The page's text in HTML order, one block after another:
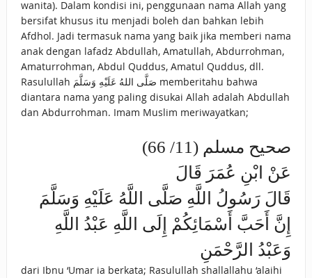
wanita). Dalam kondisi ini, penggunaan nama Allah yang
bersifat khusus itu menjadi boleh dan bahkan lebih
Afdhol. Jadi termasuk nama yang baik jika memberi nama
anak dengan lafadz Abdullah, Amatullah, Abdurrohman,
Amaturrohman, Abdul Quddus, Amatul Quddus, dll.
Rasulullah صَلَّى اللهُ عَلَيْهِ وَسَلَّمَ memberitahu bahwa
diantara nama yang paling disukai Allah adalah Abdullah
dan Abdurrohman. Imam Muslim meriwayatkan;
صحيح مسلم (11/ 66)
عَنْ ابْنِ عُمَرَ قَالَ
قَالَ رَسُولُ اللَّهِ صَلَّى اللَّهُ عَلَيْهِ وَسَلَّمَ
إِنَّ أَحَبَّ أَسْمَائِكُمْ إِلَى اللَّهِ عَبْدُ اللَّهِ
وَعَبْدُ الرَّحْمَنِ
dari Ibnu ‘Umar ia berkata; Rasulullah shallallahu ‘alaihi